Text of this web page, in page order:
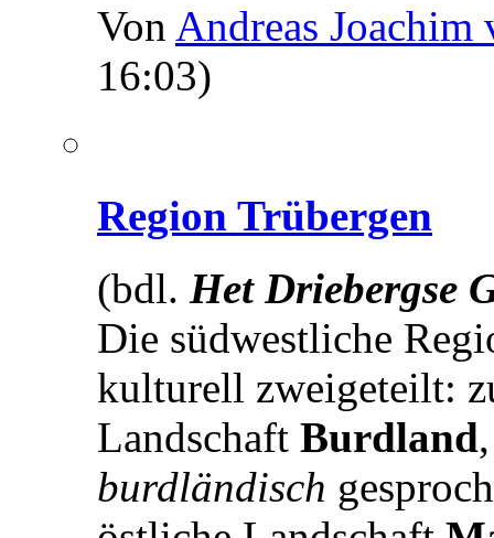
Von Andreas
16:03)
Region Trübergen
(bdl. Het Driebergse
Die südwestliche
kulturell zweigeteilt:
Landschaft Burdland
burdländisch